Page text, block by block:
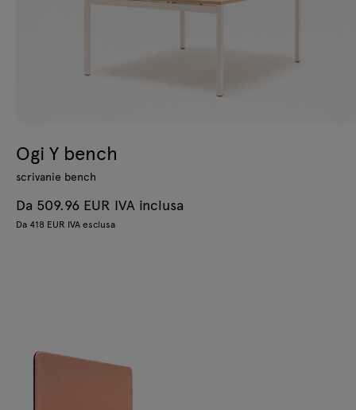
Ogi Y bench
scrivanie bench
Da 509.96 EUR IVA inclusa
Da 418 EUR IVA esclusa